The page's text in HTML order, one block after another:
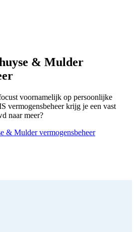
& Mulder
voornamelijk op persoonlijke
vermogensbeheer krijg je een vast
naar meer?
& Mulder vermogensbeheer